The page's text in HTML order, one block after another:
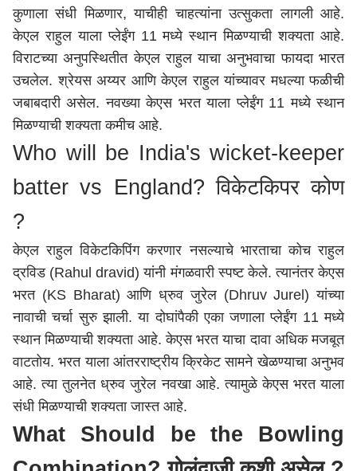
कुणाला संधी मिळणार, याचीही चाहत्यांना उत्सुकता लागली आहे.
केएल राहुल याला प्लेईंग 11 मध्ये स्थान मिळण्याची शक्यता आहे.
विराटच्या अनुपस्थितीत केएल राहुल याचा अनुभवाचा फायदा भारत
उचलेल. श्रेयस अय्यर आणि केएल राहुल यांच्यावर मधल्या फळीची
जबाबदारी असेल. नवख्या केएस भरत याला प्लेईंग 11 मध्ये स्थान
मिळण्याची शक्यता कमीच आहे.
Who will be India's wicket-keeper
batter vs England? विकेटकिपर कोण
?
केएल राहुल विकेटकिपिंग करणार नसल्याचे भारताचा कोच राहुल
द्रविड (Rahul dravid) यांनी मंगळवारी स्पष्ट केले. त्यानंतर केएस
भरत (KS Bharat) आणि ध्रुव जुरेल (Dhruv Jurel) यांच्या
नावाची चर्चा सुरु झाली. या दोघांपैकी एका जणाला प्लेईंग 11 मध्ये
स्थान मिळण्याची शक्यता आहे. केएस भरत याचा दावा अधिक मजबूत
वाटतोय. भरत याला आंतरराष्ट्रीय क्रिकेट सामने खेळण्याचा अनुभव
आहे. त्या तुलनेत ध्रुव जुरेल नवखा आहे. त्यामुळे केएस भरत याला
संधी मिळण्याची शक्यता जास्त आहे.
What Should be the Bowling